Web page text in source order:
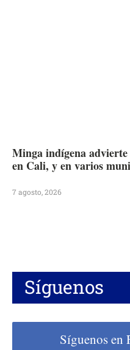
Minga indígena advierte
en Cali, y en varios
7 agosto, 2026
Síguenos
Síguenos en